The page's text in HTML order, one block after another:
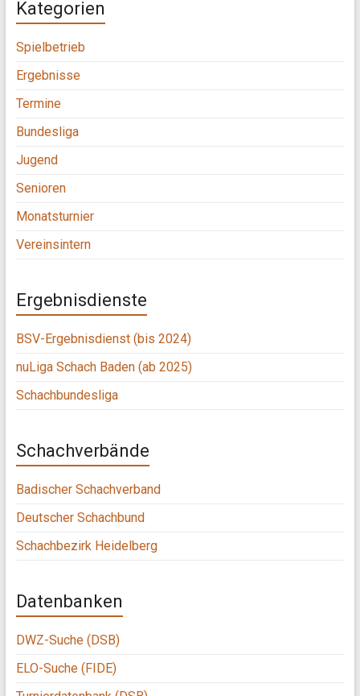
Kategorien
Spielbetrieb
Ergebnisse
Termine
Bundesliga
Jugend
Senioren
Monatsturnier
Vereinsintern
Ergebnisdienste
BSV-Ergebnisdienst (bis 2024)
nuLiga Schach Baden (ab 2025)
Schachbundesliga
Schachverbände
Badischer Schachverband
Deutscher Schachbund
Schachbezirk Heidelberg
Datenbanken
DWZ-Suche (DSB)
ELO-Suche (FIDE)